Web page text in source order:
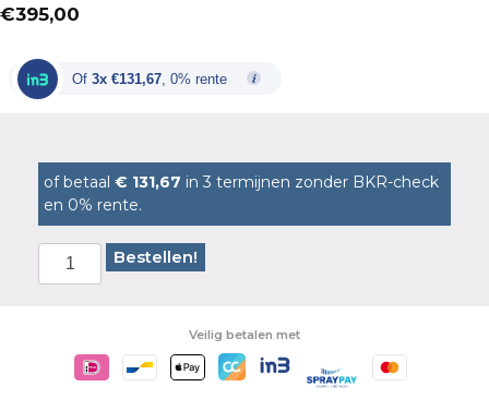
€395,00
Of 3x €131,67, 0% rente
of betaal € 131,67 in 3 termijnen zonder BKR-check
en 0% rente.
Bestellen!
Veilig betalen met